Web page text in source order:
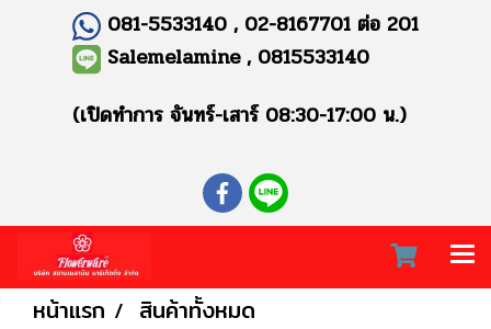
081-5533140 , 02-8167701 ต่อ 201
Salemelamine , 0815533140
(เปิดทำการ จันทร์-เสาร์ 08:30-17:00 น.)
หน้าแรก
สินค้าทั้งหมด